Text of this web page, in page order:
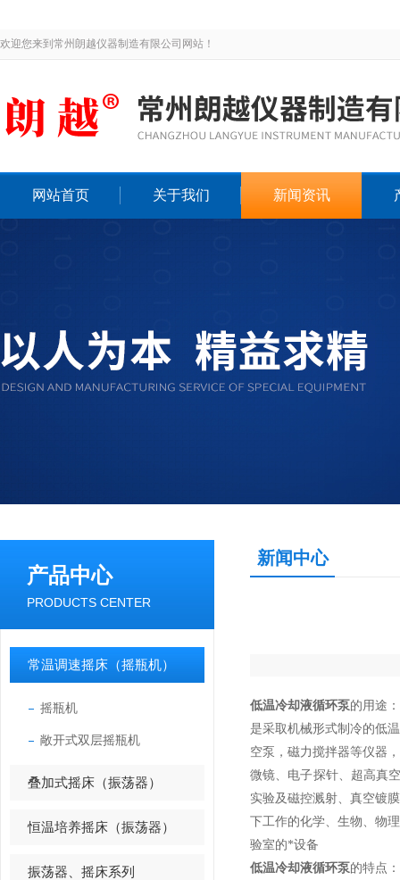
欢迎您来到常州朗越仪器制造有限公司网站！
网站首页 关于我们 新闻资讯
产品中心
PRODUCTS CENTER
常温调速摇床（摇瓶机）
摇瓶机
敞开式双层摇瓶机
叠加式摇床（振荡器）
恒温培养摇床（振荡器）
振荡器、摇床系列
新闻中心
低温冷却液循环泵的用途：
是采取机械形式制冷的低
空泵，磁力搅拌器等仪器
微镜、电子探针、超高真
实验及磁控溅射、真空镀
下工作的化学、生物、物
验室的*设备
低温冷却液循环泵的特点：